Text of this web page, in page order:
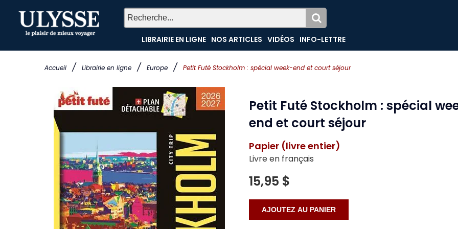
Accueil / Librairie en ligne / Europe / Petit Futé Stockholm : spécial week-end et court séjour
LIBRAIRIE EN LIGNE NOS ARTICLES VIDÉOS INFO-LETTRE
Petit Futé Stockholm : spécial
end et court séjour
Papier (livre entier)
Livre en français
15,95 $